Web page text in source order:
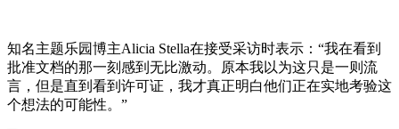
知名主题乐园博主Alicia Stella在接受采访时表示：“我在看到
批准文档的那一刻感到无比激动。原本我以为这只是一则流
言，但是直到看到许可证，我才真正明白他们正在实地考验这
个想法的可能性。”